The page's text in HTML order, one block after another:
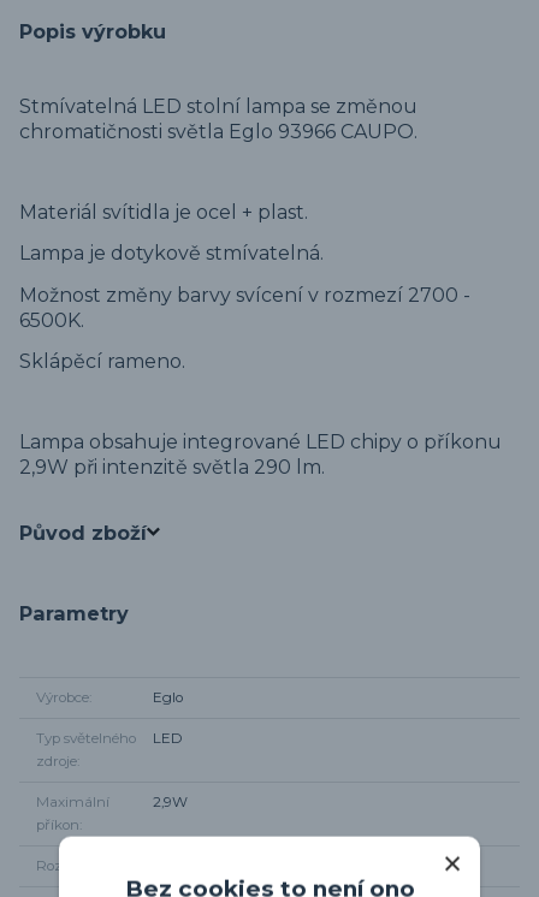
Popis výrobku
Stmívatelná LED stolní lampa se změnou
chromatičnosti světla Eglo 93966 CAUPO.
Materiál svítidla je ocel + plast.
Lampa je dotykově stmívatelná.
Možnost změny barvy svícení v rozmezí 2700 -
6500K.
Sklápěcí rameno.
Lampa obsahuje integrované LED chipy o příkonu
2,9W při intenzitě světla 290 lm.
Původ zboží
Parametry
Výrobce Eglo
Typ světelného
zdroje
LED
Maximální
příkon
2,9W
Rozměr svítidla
Bez cookies to není ono